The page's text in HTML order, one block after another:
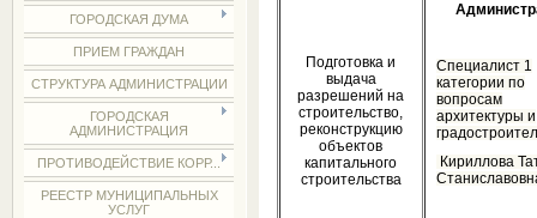
ГОРОДСКАЯ ДУМА
ПРИЕМ ГРАЖДАН
СТРУКТУРА АДМИНИСТРАЦИИ
ГОРОДСКАЯ
АДМИНИСТРАЦИЯ
ПРОТИВОДЕЙСТВИЕ КОРР...
РЕЕСТР МУНИЦИПАЛЬНЫХ
УСЛУГ
Подготовка и
выдача
разрешений на
строительство,
реконструкцию
объектов
капитального
строительства
Специалист 1
категории по
вопросам
архитектуры и
Кириллова